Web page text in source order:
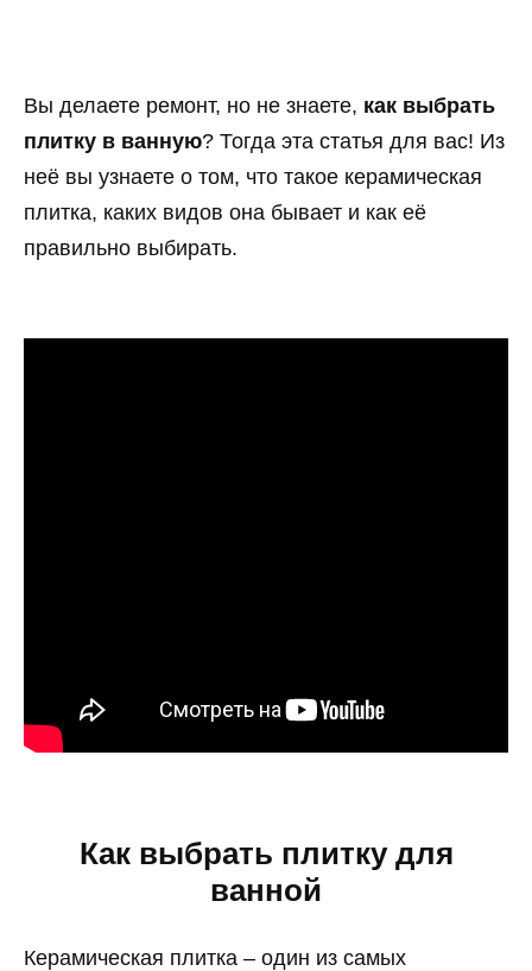
Вы делаете ремонт, но не знаете, как выбрать
плитку в ванную? Тогда эта статья для вас! Из
неё вы узнаете о том, что такое керамическая
плитка, каких видов она бывает и как её
правильно выбирать.
Как выбрать плитку для
ванной
Керамическая плитка – один из самых